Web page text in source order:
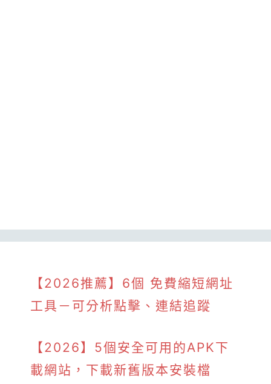
【2026推薦】6個 免費縮短網址
工具－可分析點擊、連結追蹤
【2026】5個安全可用的APK下
載網站，下載新舊版本安裝檔